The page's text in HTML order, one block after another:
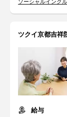
ソーシャルインク
ツクイ京都吉祥
給与